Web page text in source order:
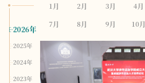
2026年
2025年
2024年
2023年
1月 2月 3月 4月
7月
8月 9月 10月